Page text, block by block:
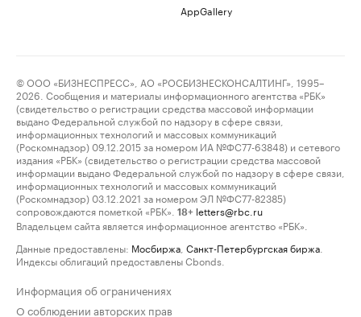
AppGallery
© ООО «БИЗНЕСПРЕСС», АО «РОСБИЗНЕСКОНСАЛТИНГ», 1995–
2026. Сообщения и материалы информационного агентства «РБК»
(свидетельство о регистрации средства массовой информации
выдано Федеральной службой по надзору в сфере связи,
информационных технологий и массовых коммуникаций
(Роскомнадзор) 09.12.2015 за номером ИА №ФС77-63848) и сетевого
издания «РБК» (свидетельство о регистрации средства массовой
информации выдано Федеральной службой по надзору в сфере связи,
информационных технологий и массовых коммуникаций
(Роскомнадзор) 03.12.2021 за номером ЭЛ №ФС77-82385)
сопровождаются пометкой «РБК».
18+ letters@rbc.ru
Владельцем сайта является информационное агентство «РБК».
Данные предоставлены: Мосбиржа Санкт-Петербургская биржа
Индексы облигаций предоставлены Cbonds.
Информация об ограничениях
О соблюдении авторских прав